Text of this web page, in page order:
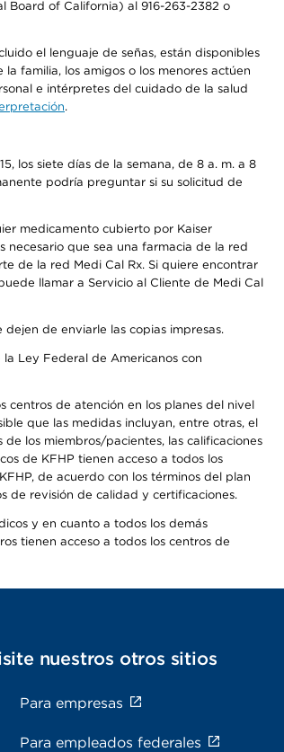
Board of California) al 916-263-2382 o
el lenguaje de señas, están disponibles
familia, los amigos o los menores actúen
e intérpretes del cuidado de la salud
.
los siete días de la semana, de 8 a. m. a 8
podría preguntar si su solicitud de
medicamento cubierto por Kaiser
necesario que sea una farmacia de la red
de la red Medi Cal Rx. Si quiere encontrar
llamar a Servicio al Cliente de Medi Cal
de enviarle las copias impresas.
Ley Federal de Americanos con
centros de atención en los planes del nivel
que las medidas incluyan, entre otras, el
los miembros/pacientes, las calificaciones
de KFHP tienen acceso a todos los
de acuerdo con los términos del plan
de revisión de calidad y certificaciones.
y en cuanto a todos los demás
tienen acceso a todos los centros de
nuestros otros sitios
Para empresas
Para empleados federales